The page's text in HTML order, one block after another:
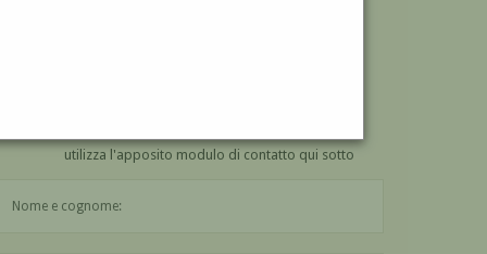
utilizza l'apposito modulo di contatto qui sotto